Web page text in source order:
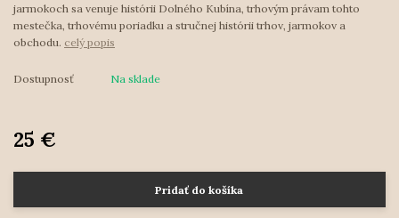
jarmokoch sa venuje histórii Dolného Kubína, trhovým právam tohto
mestečka, trhovému poriadku a stručnej histórii trhov, jarmokov a
obchodu. celý popis
Dostupnosť Na sklade
25 €
Pridať do košíka